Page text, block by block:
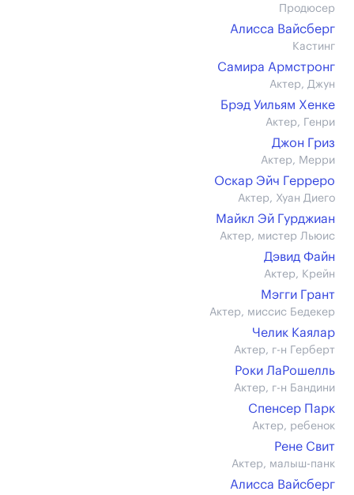
Продюсер
Алисса Вайсберг
Кастинг
Самира Армстронг
Актер, Джун
Брэд Уильям Хенке
Актер, Генри
Джон Гриз
Актер, Мерри
Оскар Эйч Герреро
Актер, Хуан Диего
Майкл Эй Гурджиан
Актер, мистер Льюис
Дэвид Файн
Актер, Крейн
Мэгги Грант
Актер, миссис Бедекер
Челик Каялар
Актер, г-н Герберт
Роки ЛаРошелль
Актер, г-н Бандини
Спенсер Парк
Актер, ребенок
Рене Свит
Актер, малыш-панк
Алисса Вайсберг